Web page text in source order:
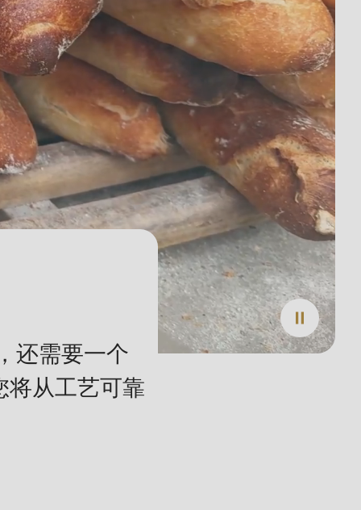
还需要一个
将从工艺可靠